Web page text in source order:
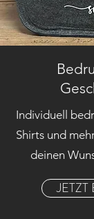
Individuell
Shirts und
deinen